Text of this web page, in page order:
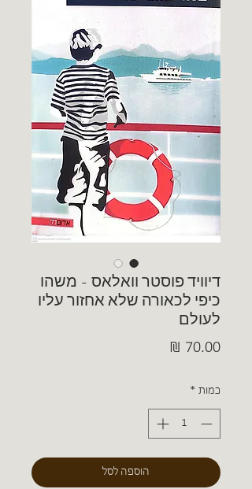
דיוויד פוסטר וואלאס - משהו
כיפי לכאורה שלא אחזור עליו
לעולם
כמות *
הוספה לסל